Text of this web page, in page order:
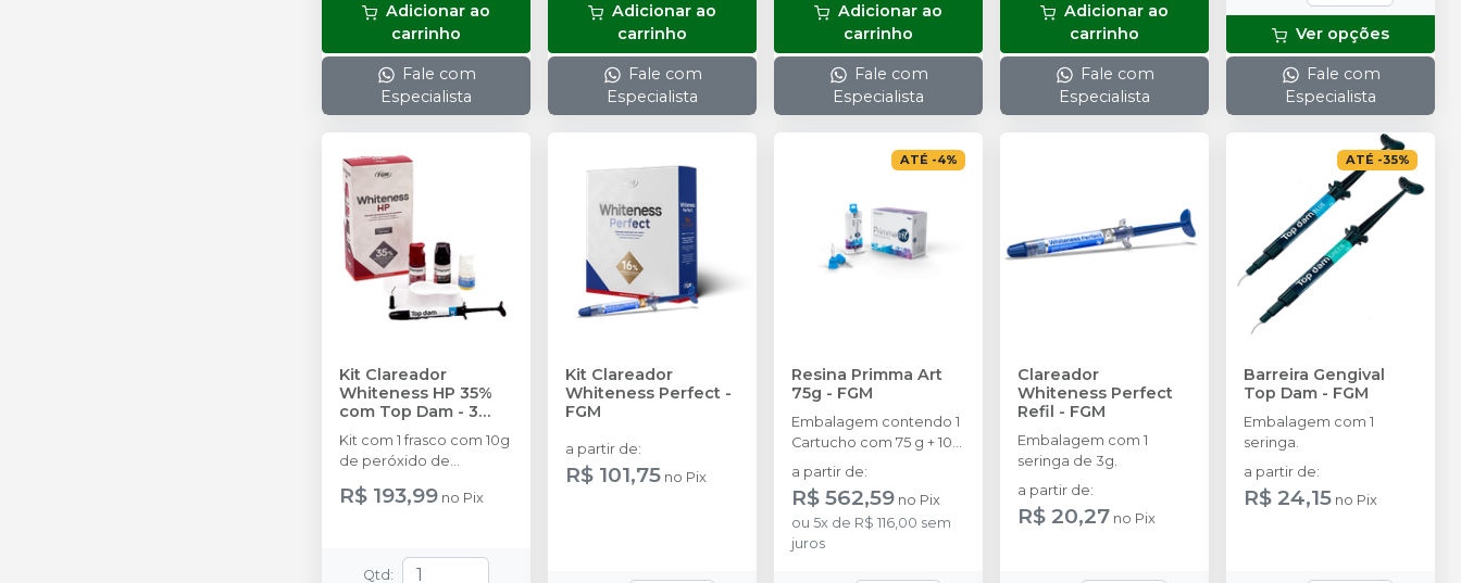
Adicionar ao
carrinho
Fale com
Especialista
Adicionar ao
carrinho
Fale com
Especialista
Adicionar ao
carrinho
Fale com
Especialista
Adicionar ao
carrinho
Fale com
Especialista
Ver opções
Fale com
Especialista
Kit Clareador
Whiteness HP 35%
com Top Dam - 3
Pacientes
Kit com 1 frasco com 10g
de peróxido de
hidrogênio concentrado
+ 1 frasco com 5g de
Neutralize (neutralizante
R$ 193,99 no Pix
Qtd :
Kit Clareador
Whiteness Perfect -
FGM
a partir de:
R$ 101,75 no Pix
ATÉ -4%
Resina Primma Art
75g - FGM
Embalagem contendo 1
Cartucho com 75 g + 10
ponteiras de
automistura
a partir de:
R$ 562,59 no Pix
ou 5x de R$ 116,00 sem
juros
Clareador
Whiteness Perfect
Refil - FGM
Embalagem com 1
seringa de 3g.
a partir de:
R$ 20,27 no Pix
ATÉ -35%
Barreira Gengival
Top Dam - FGM
Embalagem com 1
seringa.
a partir de:
R$ 24,15 no Pix